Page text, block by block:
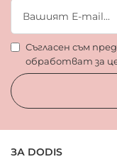
Съгласен съм
обработват за
ЗА DODIS